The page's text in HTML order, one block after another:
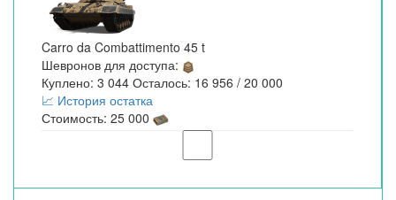
Carro da Combattimento 45 t
Шевронов для доступа:
Куплено: 3 044 Осталось: 16 956 / 20 000
📈 История остатка
Стоимость: 25 000